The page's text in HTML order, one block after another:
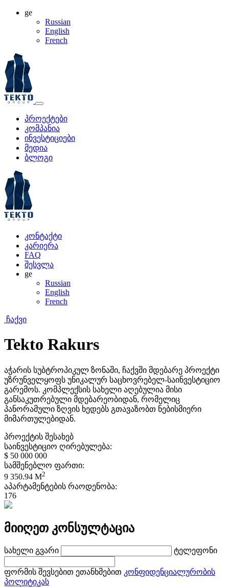
ge
Russian
English
French
პროექტები
კომპანია
ინვესტიციები
მედია
ბლოგი
კონტაქტი
კარიერა
FAQ
შესვლა
ge
Russian
English
French
ჩაქვი
Tekto Rakurs
აჭარის სუბტროპიკულ ზონაში, ჩაქვში მდებარე პროექტი
უზრუნველყოფს უნიკალურ საცხოვრებელ-საინვესტიციო
გარემოს. კომპლექსის სახელი აღებულია მისი
განსაკუთრებული მდებარეობიდან, რომელიც
პანორამული ზღვის ხედებს გთავაზობთ ნებისმიერი
მიმართულებიდან.
პროექტის შესახებ
საინვესტიციო ღირებულება:
$ 50 000 000
სამშენებლო ფართი:
9 350.94 M2
აპარტამენტების რაოდენობა:
176
მიიღეთ კონსულტაცია
სახელი გვარი ტელეფონი
ფორმის შევსებით ეთანხმებით კონფიდენციალურობის
პოლიტიკას